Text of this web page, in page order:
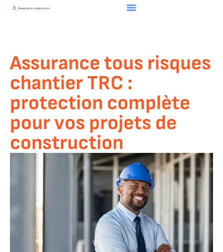
Assurance tous risques
chantier TRC :
protection complète
pour vos projets de
construction